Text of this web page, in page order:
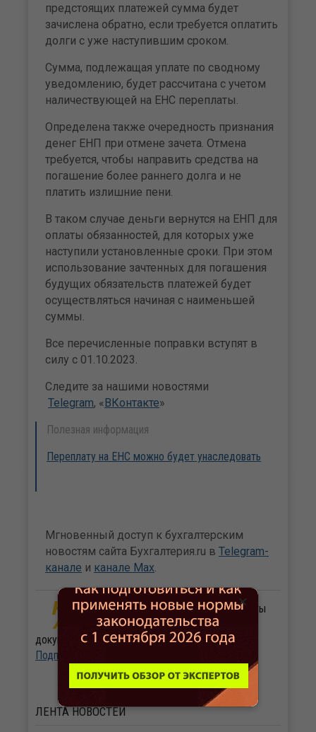
предстоящих платежей сумма будет
зачислена обратно, если требуется оплатить
долги с уже наступившим сроком.
Сумма, подлежащая уплате по сводному
уведомлению, будет рассчитана с учетом
наличествующей на ЕНС переплаты.
Определена также очередность признания
денег ЕНП при отмене зачета. Отмена
требуется, чтобы направить средства на
погашение более раннего долга и не
платить излишние пени.
В таком случае деньги вернутся на ЕНП для
оплаты обязанностей, для которых уже
наступили установленные сроки. При этом
использование зачтенных для погашения
будущих обязательств платежей будет
осуществляться начиная с наименьшей
суммы.
Все перечисленные поправки вступят в
силу с 01.10.2023.
Следите за нашими новостями
Telegram, « ВКонтакте»
Полезная информация
Переплату на ЕНС можно будет унаследовать
Мгновенный доступ к бухгалтерским
новостям сайта Бухгалтерия.ru в Telegram-
канале и канале Max.
Журнал «Нормативные акты
для бухгалтера». Важные
документы с комментариями экспертов.
Подписаться
ЛЕНТАНОВОСТЕЙ
×